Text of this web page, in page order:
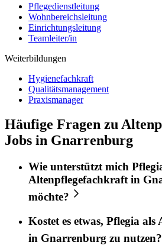
Pflegedienstleitung
Wohnbereichsleitung
Einrichtungsleitung
Teamleiter/in
Weiterbildungen
Hygienefachkraft
Qualitätsmanagement
Praxismanager
Häufige Fragen zu
Jobs in Gnarrenburg
Wie unterstützt mich
Altenpflegefachkraftin
möchte?
Kostet es etwas, Pflegia als
in Gnarrenburg zu nutzen?